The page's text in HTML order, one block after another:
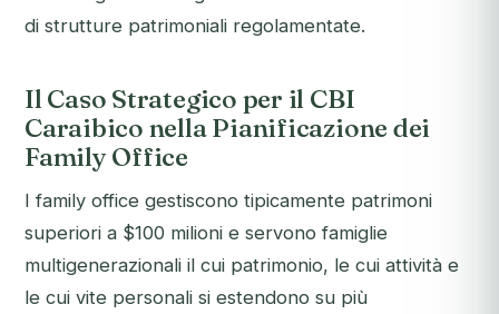
di strutture patrimoniali regolamentate.
Il Caso Strategico per il CBI
Caraibico nella Pianificazione dei
Family Office
I family office gestiscono tipicamente patrimoni
superiori a $100 milioni e servono famiglie
multigenerazionali il cui patrimonio, le cui attività e
le cui vite personali si estendono su più